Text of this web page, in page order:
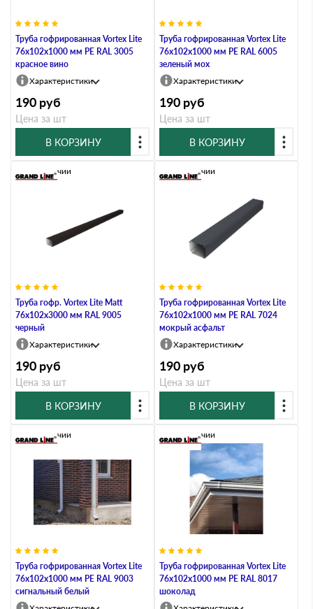
Труба гофрированная Vortex Lite
76х102х1000 мм PE RAL 3005
красное вино
Характеристики
190 руб
Цена за шт
В КОРЗИНУ
Труба гофрированная Vortex Lite
76х102х1000 мм PE RAL 6005
зеленый мох
Характеристики
190 руб
Цена за шт
В КОРЗИНУ
Труба гофр. Vortex Lite Matt
76х102х3000 мм RAL 9005
черный
В наличии
Характеристики
190 руб
Цена за шт
В КОРЗИНУ
Труба гофрированная Vortex Lite
76х102х1000 мм PE RAL 7024
мокрый асфальт
В наличии
Характеристики
190 руб
Цена за шт
В КОРЗИНУ
Труба гофрированная Vortex Lite
76х102х1000 мм PE RAL 9003
сигнальный белый
В наличии
Труба гофрированная Vortex Lite
76х102х1000 мм PE RAL 8017
шоколад
В наличии